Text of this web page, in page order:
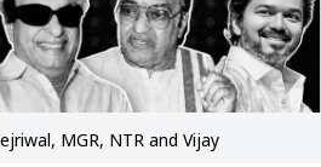
MGR, NTR and Vijay